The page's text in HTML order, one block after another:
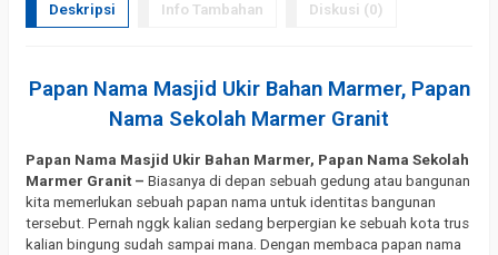
Deskripsi Info Tambahan Diskusi (0)
Papan Nama Masjid Ukir Bahan Marmer, Papan
Nama Sekolah Marmer Granit
Papan Nama Masjid Ukir Bahan Marmer, Papan Nama Sekolah
Marmer Granit – Biasanya di depan sebuah gedung atau bangunan
kita memerlukan sebuah papan nama untuk identitas bangunan
tersebut. Pernah nggk kalian sedang berpergian ke sebuah kota trus
kalian bingung sudah sampai mana. Dengan membaca papan nama